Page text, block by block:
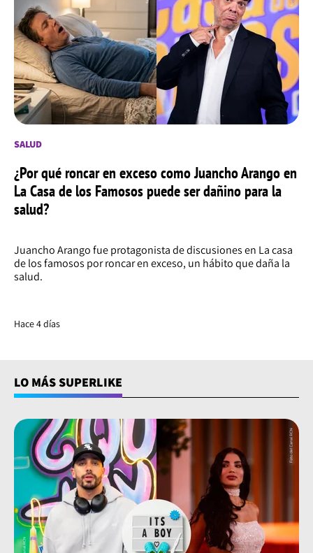
SALUD
¿Por qué roncar en exceso como Juancho Arango en
La Casa de los Famosos puede ser dañino para la
salud?
Juancho Arango fue protagonista de discusiones en La casa
de los famosos por roncar en exceso, un hábito que daña la
salud.
Hace 4 días
LO MÁS SUPERLIKE